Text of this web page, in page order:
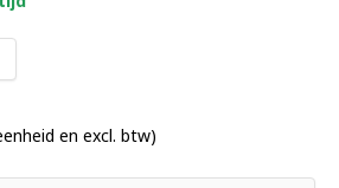
en excl. btw)